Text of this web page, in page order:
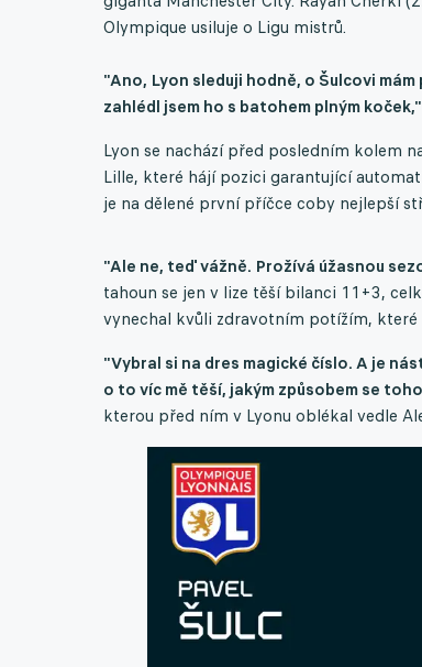
Olympique usiluje o Ligu mistrů.
"Ano, Lyon sleduji hodně, o Šulcovi
zahlédl jsem ho s batohem plným koček,"
Lyon se nachází před posledním kolem
Lille, které hájí pozici garantující
je na dělené první příčce coby nejlepší
"Ale ne, teď vážně. Prožívá úžasnou
tahoun se jen v lize těší bilanci 11+3,
vynechal kvůli zdravotním potížím,
"Vybral si na dres magické číslo. A je
o to víc mě těší, jakým způsobem se
kterou před ním v Lyonu oblékal vedle